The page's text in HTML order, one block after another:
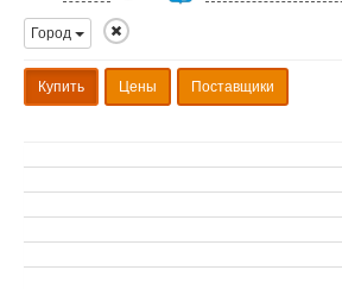
Город
Купить Цены Поставщики